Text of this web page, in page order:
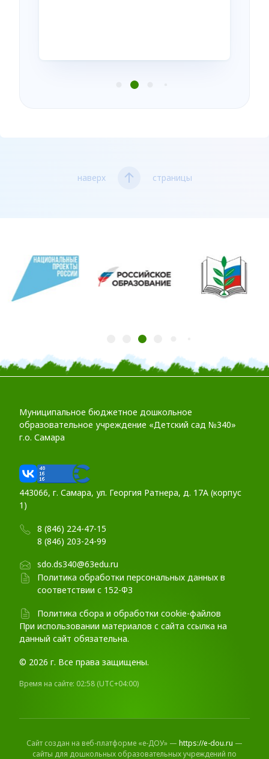
наверх страницы
Муниципальное бюджетное дошкольное
образовательное учреждение «Детский сад №340»
г.о. Самара
443066, г. Самара, ул. Георгия Ратнера, д. 17А (корпус
1)
8 (846) 224-47-15
8 (846) 203-24-99
sdo.ds340@63edu.ru
Политика обработки персональных данных в
соответствии с 152-ФЗ
Политика сбора и обработки cookie-файлов
При использовании материалов c сайта ссылка на
данный сайт обязательна.
© 2026 г. Все права защищены.
Время на сайте: 02:58 (UTC+04:00)
Сайт создан на веб-платформе «е-ДОУ» — https://e-dou.ru —
сайты для дошкольных образовательных учреждений по